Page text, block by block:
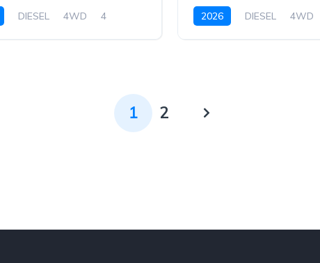
DIESEL 4WD
4
2026 DIESEL 4WD
1 2